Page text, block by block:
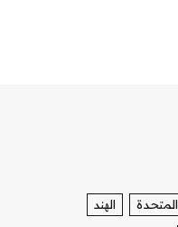
المتحدة الهند